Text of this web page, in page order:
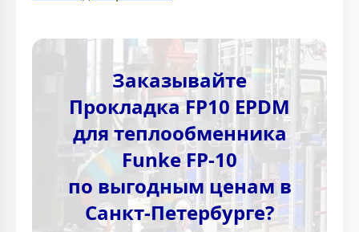
Заказывайте
Прокладка FP10 EPDM
для теплообменника
Funke FP-10
по выгодным ценам в
Санкт-Петербурге?